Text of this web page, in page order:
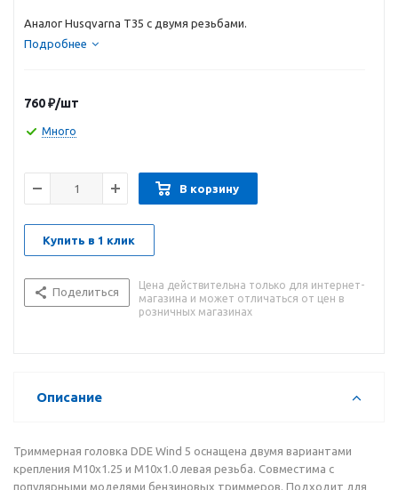
Аналог Husqvarna T35 с двумя резьбами.
Подробнее
760₽/шт
Много
В корзину
Купить в 1 клик
Поделиться
Цена действительна только для интернет-
магазина и может отличаться от цен в
розничных магазинах
Описание
Триммерная головка DDE Wind 5 оснащена двумя вариантами
крепления М10х1.25 и М10х1.0 левая резьба. Совместима с
популярными моделями бензиновых триммеров. Подходит для